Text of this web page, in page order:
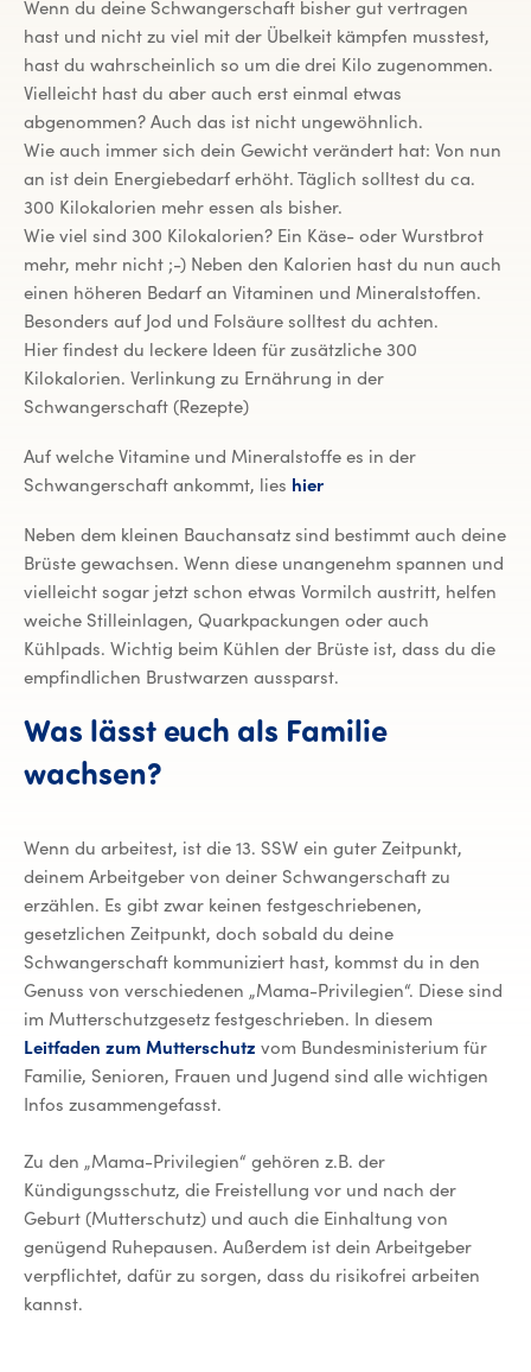
Wenn du deine Schwangerschaft bisher gut vertragen
hast und nicht zu viel mit der Übelkeit kämpfen musstest,
hast du wahrscheinlich so um die drei Kilo zugenommen.
Vielleicht hast du aber auch erst einmal etwas
abgenommen? Auch das ist nicht ungewöhnlich.
Wie auch immer sich dein Gewicht verändert hat: Von nun
an ist dein Energiebedarf erhöht. Täglich solltest du ca.
300 Kilokalorien mehr essen als bisher.
Wie viel sind 300 Kilokalorien? Ein Käse- oder Wurstbrot
mehr, mehr nicht ;-) Neben den Kalorien hast du nun auch
einen höheren Bedarf an Vitaminen und Mineralstoffen.
Besonders auf Jod und Folsäure solltest du achten.
Hier findest du leckere Ideen für zusätzliche 300
Kilokalorien. Verlinkung zu Ernährung in der
Schwangerschaft (Rezepte)
Auf welche Vitamine und Mineralstoffe es in der
Schwangerschaft ankommt, lies hier
Neben dem kleinen Bauchansatz sind bestimmt auch deine
Brüste gewachsen. Wenn diese unangenehm spannen und
vielleicht sogar jetzt schon etwas Vormilch austritt, helfen
weiche Stilleinlagen, Quarkpackungen oder auch
Kühlpads. Wichtig beim Kühlen der Brüste ist, dass du die
empfindlichen Brustwarzen aussparst.
Was lässt euch als Familie
wachsen?
Wenn du arbeitest, ist die 13. SSW ein guter Zeitpunkt,
deinem Arbeitgeber von deiner Schwangerschaft zu
erzählen. Es gibt zwar keinen festgeschriebenen,
gesetzlichen Zeitpunkt, doch sobald du deine
Schwangerschaft kommuniziert hast, kommst du in den
Genuss von verschiedenen „Mama-Privilegien“. Diese sind
im Mutterschutzgesetz festgeschrieben. In diesem
Leitfaden zum Mutterschutz vom Bundesministerium für
Familie, Senioren, Frauen und Jugend sind alle wichtigen
Infos zusammengefasst.
Zu den „Mama-Privilegien“ gehören z.B. der
Kündigungsschutz, die Freistellung vor und nach der
Geburt (Mutterschutz) und auch die Einhaltung von
genügend Ruhepausen. Außerdem ist dein Arbeitgeber
verpflichtet, dafür zu sorgen, dass du risikofrei arbeiten
kannst.